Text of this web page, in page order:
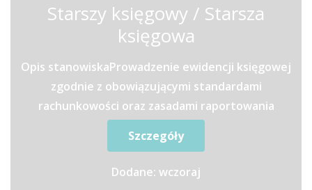
Starszy księgowy / Starsza
księgowa
Opis stanowiskaProwadzenie ewidencji księgowej
zgodnie z obowiązującymi standardami
rachunkowości oraz zasadami raportowania
grupowego.Przygotowywanie...
Szczegóły
Dodane: wczoraj